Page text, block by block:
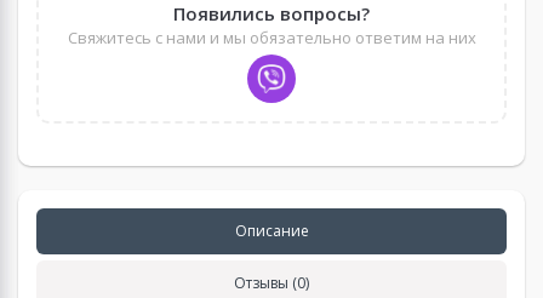
Появились вопросы?
Свяжитесь с нами и мы обязательно ответим на них
Описание
Отзывы (0)